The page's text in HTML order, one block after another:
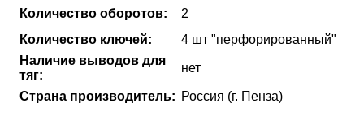
Количество оборотов:
2
Количество ключей:
4 шт "перфорированный"
Наличие выводов для
тяг:
нет
Страна производитель: Россия (г. Пенза)